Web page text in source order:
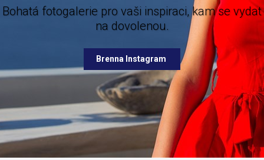
pro vaši inspiraci, kam se vydat
Brenna Instagram
Brenna Facebook